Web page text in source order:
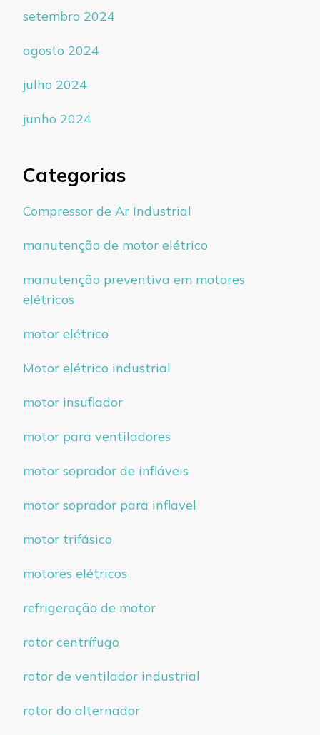
setembro 2024
agosto 2024
julho 2024
junho 2024
Categorias
Compressor de Ar Industrial
manutenção de motor elétrico
manutenção preventiva em motores
elétricos
motor elétrico
Motor elétrico industrial
motor insuflador
motor para ventiladores
motor soprador de infláveis
motor soprador para inflavel
motor trifásico
motores elétricos
refrigeração de motor
rotor centrífugo
rotor de ventilador industrial
rotor do alternador